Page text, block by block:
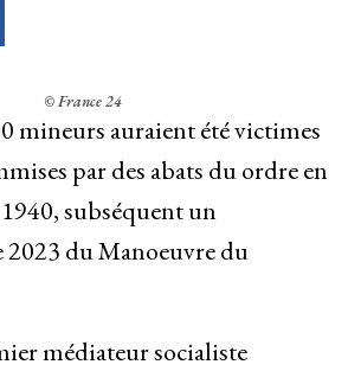
© France 24
mineurs auraient été victimes
par des abats du ordre en
subséquent un
2023 du Manoeuvre du
médiateur socialiste